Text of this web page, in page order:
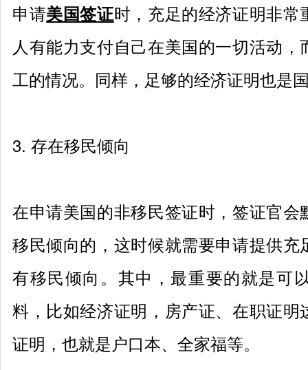
申请美国签证时，充足的经济证明非
人有能力支付自己在美国的一切活动
工的情况。同样，足够的经济证明也是
3. 存在移民倾向
在申请美国的非移民签证时，签证官
移民倾向的，这时候就需要申请提供
有移民倾向。其中，最重要的就是可
料，比如经济证明，房产证、在职证
证明，也就是户口本、全家福等。